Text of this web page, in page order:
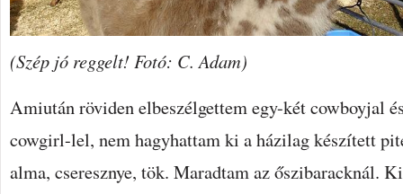
(Szép jó reggelt! Fotó: C. Adam)
Amiután röviden elbeszélgettem egy-két cowboyjal
cowgirl-lel, nem hagyhattam ki a házilag készített
alma, cseresznye, tök. Maradtam az őszibaracknál.